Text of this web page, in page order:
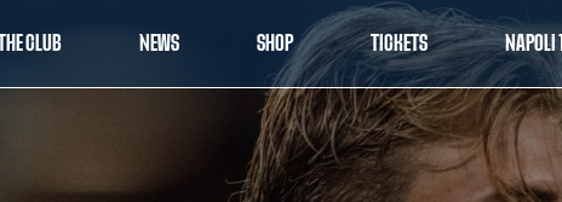
THE CLUB NEWS SHOP TICKETS NAPOLI